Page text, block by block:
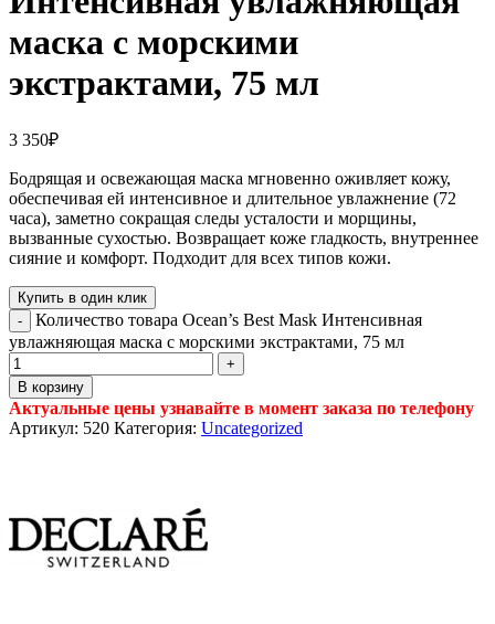
маска с морскими
экстрактами, 75 мл
3 350₽
Бодрящая и освежающая маска мгновенно оживляет кожу,
обеспечивая ей интенсивное и длительное увлажнение (72
часа), заметно сокращая следы усталости и морщины,
вызванные сухостью. Возвращает коже гладкость, внутреннее
сияние и комфорт. Подходит для всех типов кожи.
Купить в один клик
Количество товара Ocean’s Best Mask Интенсивная
увлажняющая маска с морскими экстрактами, 75 мл
В корзину
Актуальные цены узнавайте в момент заказа по телефону
Артикул: 520 Категория: Uncategorized